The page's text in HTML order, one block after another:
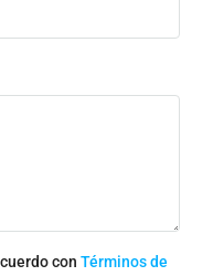
con Términos de